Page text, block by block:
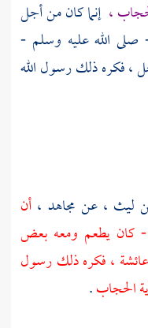
، إنما كان من أجل
الله عليه وسلم -
، فكره ذلك رسول الله
ليث ،عن مجاهد ، أن
- كان يطعم ومعه بعض
عائشة ،فكره ذلك رسول
الحجاب.